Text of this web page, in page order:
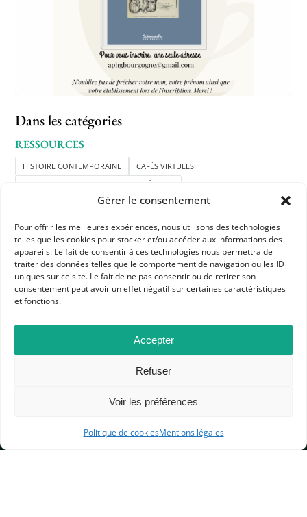
Gérer le consentement
Pour offrir les meilleures expériences, nous utilisons des technologies
telles que les cookies pour stocker et/ou accéder aux informations des
appareils. Le fait de consentir à ces technologies nous permettra de
traiter des données telles que le comportement de navigation ou les ID
uniques sur ce site. Le fait de ne pas consentir ou de retirer son
consentement peut avoir un effet négatif sur certaines caractéristiques
et fonctions.
Accepter
Refuser
Voir les préférences
Politique de cookiesMentions légales
Dans les catégories
RESSOURCES
HISTOIRE CONTEMPORAINE
CAFÉS VIRTUELS
RESSOURCES APHG POUR LES ADHÉRENTS
LYCÉE GÉNÉRAL ET TECHNOLOGIQUE
APHG
BP 6541 – 75065 Paris Cedex 02
CONTACTEZ-NOUS